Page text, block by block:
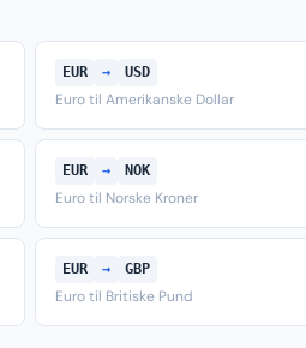
EUR → USD
Euro til Amerikanske Dollar
EUR → NOK
Euro til Norske Kroner
EUR → GBP
Euro til Britiske Pund